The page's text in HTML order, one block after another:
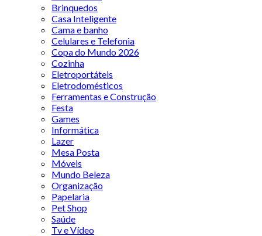
Brinquedos
Casa Inteligente
Cama e banho
Celulares e Telefonia
Copa do Mundo 2026
Cozinha
Eletroportáteis
Eletrodomésticos
Ferramentas e Construção
Festa
Games
Informática
Lazer
Mesa Posta
Móveis
Mundo Beleza
Organização
Papelaria
Pet Shop
Saúde
Tv e Vídeo